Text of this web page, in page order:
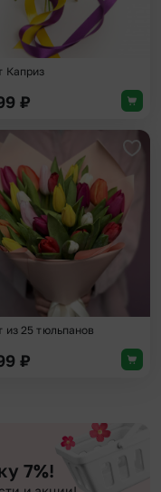
Каприз
₽
избранное
из 25 тюльпанов
₽
7%!